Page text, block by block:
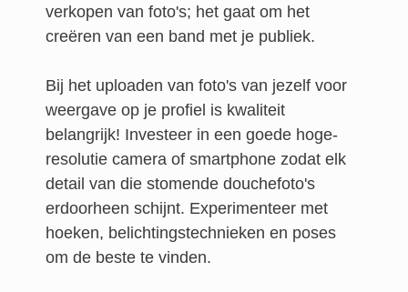
verkopen van foto's; het gaat om het
creëren van een band met je publiek.
Bij het uploaden van foto's van jezelf voor
weergave op je profiel is kwaliteit
belangrijk! Investeer in een goede hoge-
resolutie camera of smartphone zodat elk
detail van die stomende douchefoto's
erdoorheen schijnt. Experimenteer met
hoeken, belichtingstechnieken en poses
om de beste te vinden.